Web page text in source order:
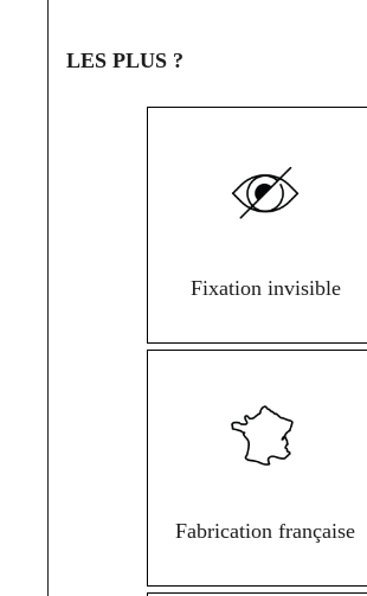
LES PLUS ?
Fixation invisible
Fabrication française